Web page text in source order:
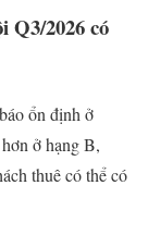
Q3/2026 có
ổn định ở
ở hạng B,
thuê có thể có